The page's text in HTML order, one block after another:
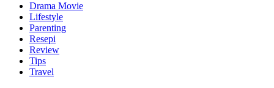
Drama Movie
Lifestyle
Parenting
Resepi
Review
Tips
Travel